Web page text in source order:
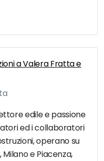
a Valera Fratta e
edile e passione
ed i collaboratori
operano su
e Piacenza,